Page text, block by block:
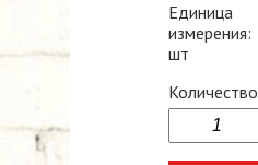
Единица
измерения:
шт
Количество